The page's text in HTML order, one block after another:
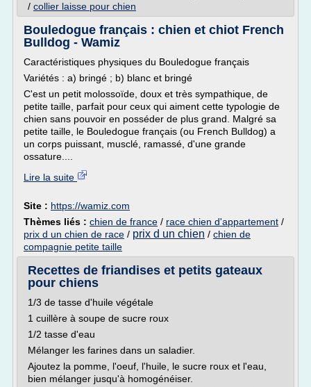
/ collier laisse pour chien
Bouledogue français : chien et chiot French
Bulldog - Wamiz
Caractéristiques physiques du Bouledogue français
Variétés : a) bringé ; b) blanc et bringé
C'est un petit molossoïde, doux et très sympathique, de
petite taille, parfait pour ceux qui aiment cette typologie de
chien sans pouvoir en posséder de plus grand. Malgré sa
petite taille, le Bouledogue français (ou French Bulldog) a
un corps puissant, musclé, ramassé, d'une grande
ossature....
Lire la suite
Site : https://wamiz.com
Thèmes liés : chien de france / race chien d'appartement /
prix d un chien de race / prix d un chien / chien de
compagnie petite taille
Recettes de friandises et petits gateaux
pour chiens
1/3 de tasse d'huile végétale
1 cuillère à soupe de sucre roux
1/2 tasse d'eau
Mélanger les farines dans un saladier.
Ajoutez la pomme, l'oeuf, l'huile, le sucre roux et l'eau,
bien mélanger jusqu'à homogénéiser.